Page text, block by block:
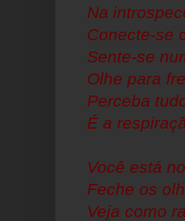
Na
Conecte-se
Sente-se
Olhe para
Perceba
É a
Você está
Feche os
Veja como